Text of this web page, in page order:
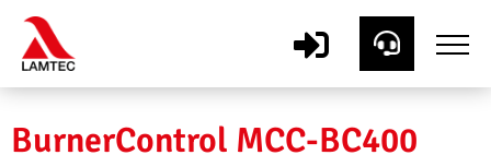
BurnerControl MCC-BC400